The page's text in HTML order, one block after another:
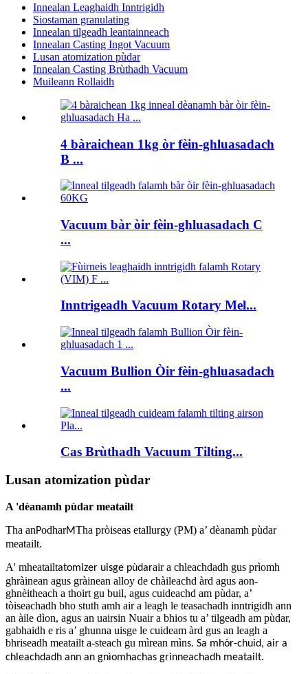
Innealan Leaghaidh Inntrigidh
Siostaman granulating
Innealan tilgeadh leantainneach
Innealan Casting Ingot Vacuum
Lusan atomization pùdar
Innealan Casting Brùthadh Vacuum
Muileann Rollaidh
4 bàraichean 1kg òr fèin-ghluasadach
B ...
Vacuum bàr òir fèin-ghluasadach C
...
Inntrigeadh Vacuum Rotary Mel...
Vacuum Bullion Òir fèin-ghluasadach
...
Cas Brùthadh Vacuum Tilting...
Lusan atomization pùdar
A 'dèanamh pùdar meatailt
Tha anPodharMTha pròiseas etallurgy (PM) a’ dèanamh pùdar
meatailt.
A' mheatailtatomizer uisge pùdarair a chleachdadh gus prìomh
ghràinean agus gràinean alloy de chàileachd àrd agus aon-
ghnèitheach a thoirt gu buil, agus cuideachd am pùdar, a’
tòiseachadh bho stuth amh air a leagh le teasachadh inntrigidh ann
an àile dìon, agus an uairsin Nuair a bhios tu a’ tilgeadh am pùdar,
gabhaidh e ris a’ ghunna uisge le cuideam àrd gus an leagh a
bhriseadh meatailt a-steach gu mìrean mìns. Sa mhòr-chuid, air a
chleachdadh ann an gnìomhachas grinneachadh meatailt.